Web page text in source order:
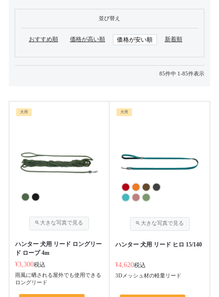
並び替え
おすすめ順 価格が高い順 価格が安い順 新着順
85件中 1-85件表示
犬用
ハンター 犬用 リード ロングリー
ド ロープ 4m
¥3,300税込
雨風に晒される屋外でも使用できる
ロングリード
犬用
ハンター 犬用 リード ヒロ 15/140
¥4,620税込
3Dメッシュ材の軽量リード